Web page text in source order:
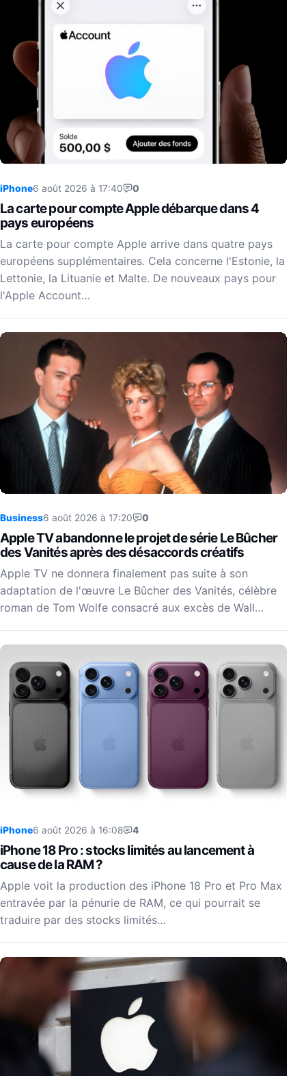
iPhone6 août 2026 à 17:40 0
La carte pour compte Apple débarque dans 4
pays européens
La carte pour compte Apple arrive dans quatre pays
européens supplémentaires. Cela concerne l'Estonie, la
Lettonie, la Lituanie et Malte. De nouveaux pays pour
l'Apple Account…
Business6 août 2026 à 17:20 0
Apple TV abandonne le projet de série Le Bûcher
des Vanités après des désaccords créatifs
Apple TV ne donnera finalement pas suite à son
adaptation de l'œuvre Le Bûcher des Vanités, célèbre
roman de Tom Wolfe consacré aux excès de Wall…
iPhone6 août 2026 à 16:08 4
iPhone 18 Pro : stocks limités au lancement à
cause de la RAM ?
Apple voit la production des iPhone 18 Pro et Pro Max
entravée par la pénurie de RAM, ce qui pourrait se
traduire par des stocks limités…